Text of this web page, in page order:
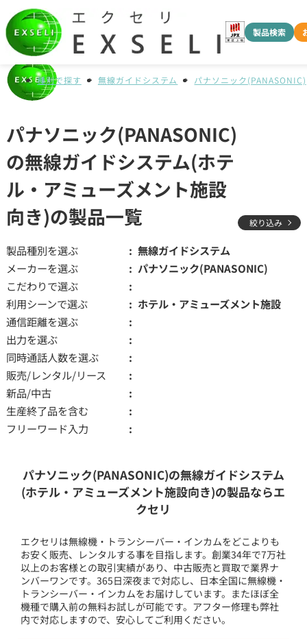
製品検索
種別で探す 無線ガイドシステム パナソニック(PANASONIC)
パナソニック(PANASONIC)
の無線ガイドシステム(ホテ
ル・アミューズメント施設
向き)の製品一覧
絞り込み
製品種別を選ぶ
無線ガイドシステム
メーカーを選ぶ
パナソニック(PANASONIC)
こだわりで選ぶ
利用シーンで選ぶ
ホテル・アミューズメント施設
通信距離を選ぶ
出力を選ぶ
同時通話人数を選ぶ
販売/レンタル/リース
新品/中古
生産終了品を含む
フリーワード入力
パナソニック(PANASONIC)の無線ガイドシステム
(ホテル・アミューズメント施設向き)の製品ならエ
クセリ
エクセリは無線機・トランシーバー・インカムをどこよりも
お安く販売、レンタルする事を目指します。創業34年で7万社
以上のお客様との取引実績があり、中古販売と買取で業界ナ
ンバーワンです。365日深夜まで対応し、日本全国に無線機・
トランシーバー・インカムをお届けしています。またほぼ全
機種で購入前の無料お試しが可能です。アフター修理も弊社
内で対応しますので、安心してご利用ください。